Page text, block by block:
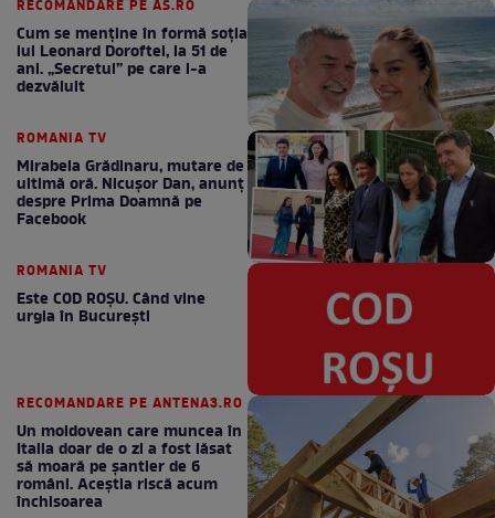
RECOMANDARE PE AS.RO
Cum se menţine în formă soţia
lui Leonard Doroftei, la 51 de
ani. „Secretul” pe care l-a
dezvăluit
ROMANIA TV
Mirabela Grădinaru, mutare de
ultimă oră. Nicuşor Dan, anunţ
despre Prima Doamnă pe
Facebook
ROMANIA TV
Este COD ROŞU. Când vine
urgia în Bucureşti
RECOMANDARE PE ANTENA3.RO
Un moldovean care muncea în
Italia doar de o zi a fost lăsat
să moară pe şantier de 6
români. Aceștia riscă acum
închisoarea